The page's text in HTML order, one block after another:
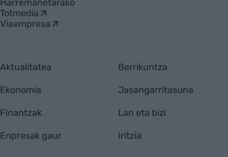
Harremanetarako
Totmedia
Viaempresa
Aktualitatea
Ekonomia
Finantzak
Enpresak gaur
Berrikuntza
Jasangarritasuna
Lan eta bizi
Iritzia